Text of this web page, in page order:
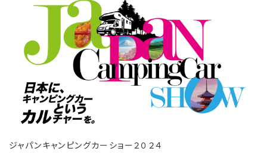
ジャパンキャンピングカーショー２０２４